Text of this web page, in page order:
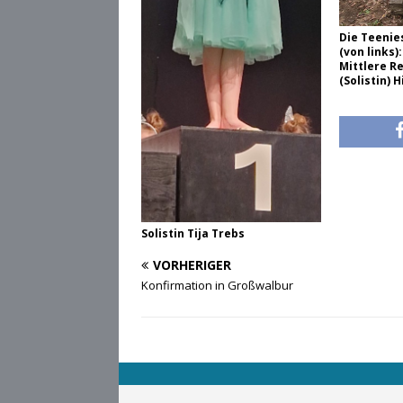
Solistin Tija Trebs
Die
(von
Mittlere
(Solistin)
VORHERIGER
Konfirmation in Großwalbur